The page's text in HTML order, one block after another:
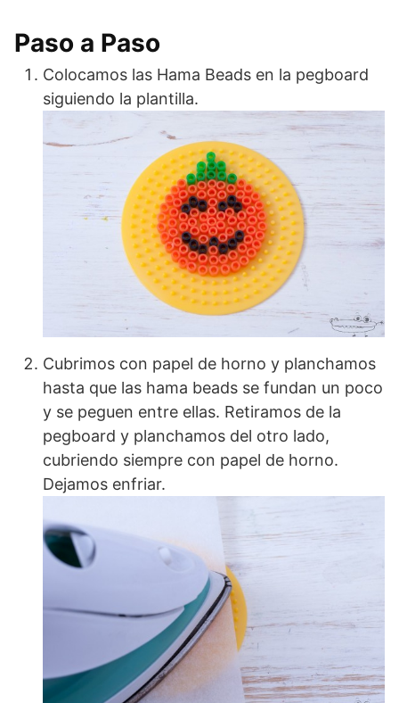
Paso a Paso
Colocamos las Hama Beads en la pegboard
siguiendo la plantilla.
Cubrimos con papel de horno y planchamos
hasta que las hama beads se fundan un poco
y se peguen entre ellas. Retiramos de la
pegboard y planchamos del otro lado,
cubriendo siempre con papel de horno.
Dejamos enfriar.